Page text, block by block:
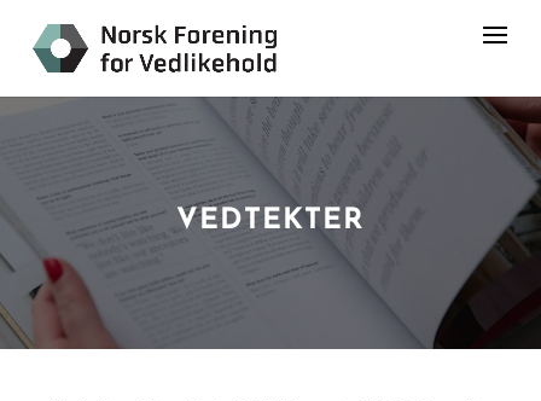
VEDTEKTER